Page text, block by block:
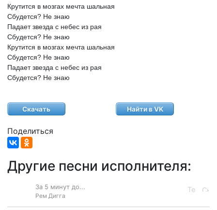
Крутится в мозгах мечта шальная
Сбудется? Не знаю
Падает звезда с небес из рая
Сбудется? Не знаю
Крутится в мозгах мечта шальная
Сбудется? Не знаю
Падает звезда с небес из рая
Сбудется? Не знаю
Скачать Найти в VK
Поделиться
Другие песни исполнителя:
За 5 минут до...
Рем Дигга